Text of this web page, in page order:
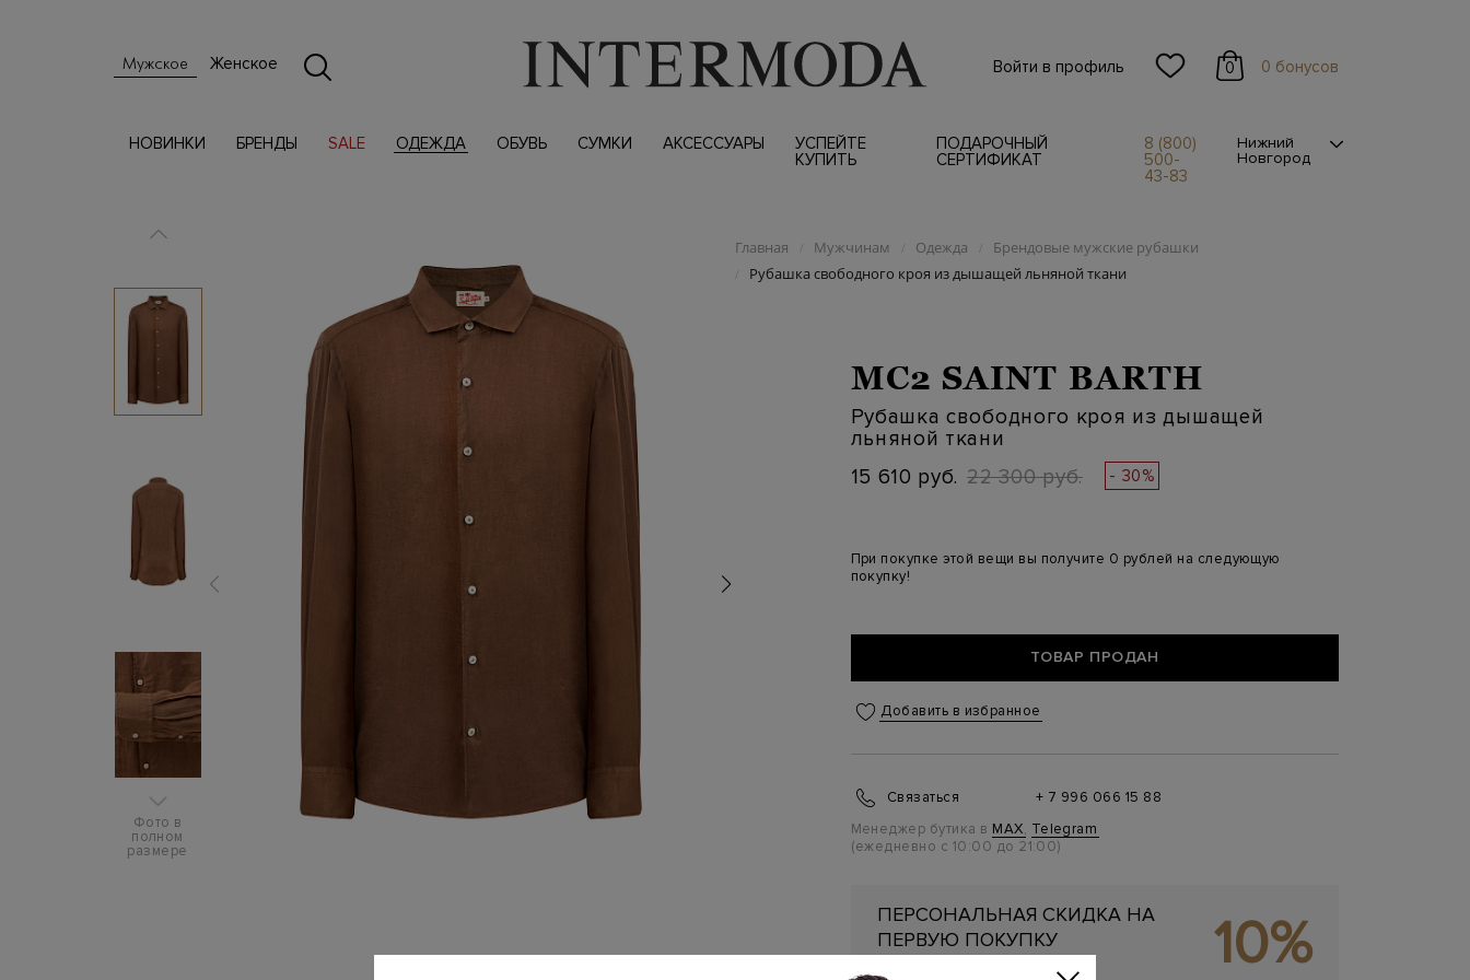
Мужское Женское Войти в профиль 0 0 бонусов
НОВИНКИ БРЕНДЫ SALE ОДЕЖДА ОБУВЬ СУМКИ АКСЕССУАРЫ
УСПЕЙТЕ
КУПИТЬ
ПОДАРОЧНЫЙ
СЕРТИФИКАТ
8 (800)
500-
43-83
Нижний
Новгород
Фото в
полном
размере
Главная / Мужчинам / Одежда / Брендовые мужские рубашки
/ Рубашка свободного кроя из дышащей льняной ткани
MC2 SAINT BARTH
Рубашка свободного кроя из дышащей
льняной ткани
15 610 руб. 22 300 руб. - 30%
При покупке этой вещи вы получите 0 рублей на следующую
покупку!
ТОВАР ПРОДАН
Добавить в избранное
Связаться
+ 7 996 066 15 88
Менеджер бутика в MAX, Telegram
(ежедневно с 10:00 до 21:00)
ПЕРСОНАЛЬНАЯ СКИДКА НА
ПЕРВУЮ ПОКУПКУ
Подробнее 10%